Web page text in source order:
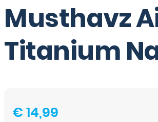
Musthavz
Titanium
€14,99